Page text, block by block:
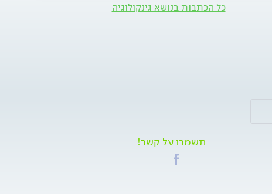
כל הכתבות בנושא גינקולוגיה
תשמרו על קשר!